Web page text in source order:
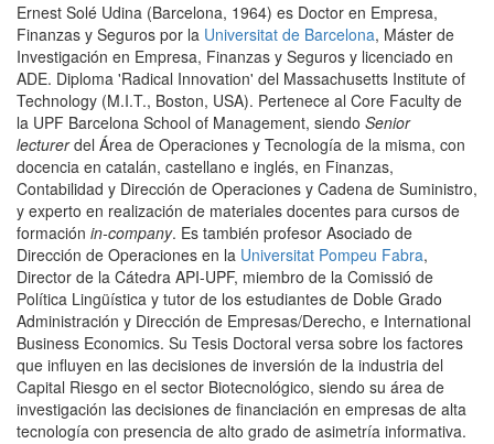
Ernest Solé Udina (Barcelona, 1964) es Doctor en Empresa,
Finanzas y Seguros por la Universitat de Barcelona, Máster de
Investigación en Empresa, Finanzas y Seguros y licenciado en
ADE. Diploma 'Radical Innovation' del Massachusetts Institute of
Technology (M.I.T., Boston, USA). Pertenece al Core Faculty de
la UPF Barcelona School of Management, siendo Senior
lecturerdel Área de Operaciones y Tecnología de la misma, con
docencia en catalán, castellano e inglés, en Finanzas,
Contabilidad y Dirección de Operaciones y Cadena de Suministro,
y experto en realización de materiales docentes para cursos de
formación in-company. Es también profesor Asociado de
Dirección de Operaciones en la Universitat Pompeu Fabra,
Director de la Cátedra API-UPF, miembro de la Comissió de
Política Lingüística y tutor de los estudiantes de Doble Grado
Administración y Dirección de Empresas/Derecho, e International
Business Economics. Su Tesis Doctoral versa sobre los factores
que influyen en las decisiones de inversión de la industria del
Capital Riesgo en el sector Biotecnológico, siendo su área de
investigación las decisiones de financiación en empresas de alta
tecnología con presencia de alto grado de asimetría informativa.